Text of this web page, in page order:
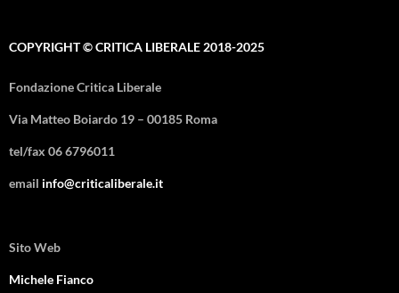
COPYRIGHT © CRITICA LIBERALE 2018-2025
Fondazione Critica Liberale
Via Matteo Boiardo 19 – 00185 Roma
tel/fax 06 6796011
email info@criticaliberale.it
Sito Web
Michele Fianco